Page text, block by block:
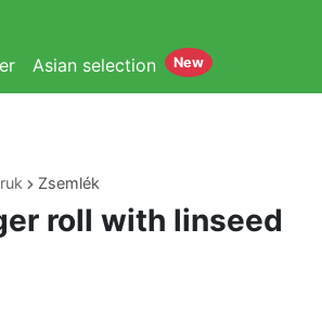
Asian selection New
Zsemlék
roll with linseed